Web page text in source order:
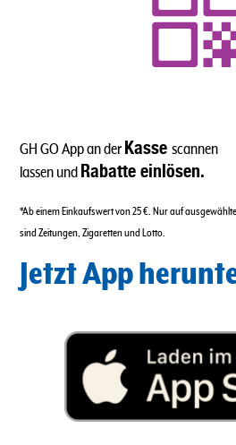
GH GO App an der Kasse scannen
lassen und Rabatte einlösen.
*Ab einem Einkaufswert von 25 €. Nur auf
sind Zeitungen, Zigaretten und Lotto.
Jetzt App